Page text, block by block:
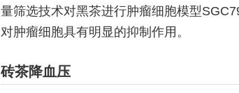
量筛选技术对黑茶进行肿瘤细胞模型
对肿瘤细胞具有明显的抑制作用。
砖茶降血压